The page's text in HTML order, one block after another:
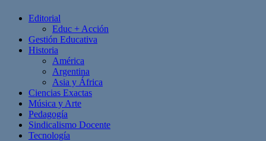
Editorial
Educ + Acción
Gestión Educativa
Historia
América
Argentina
Asia y África
Ciencias Exactas
Música y Arte
Pedagogía
Sindicalismo Docente
Tecnología